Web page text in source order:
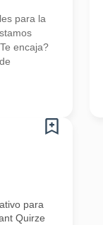
para la
encaja?
para
Quirze